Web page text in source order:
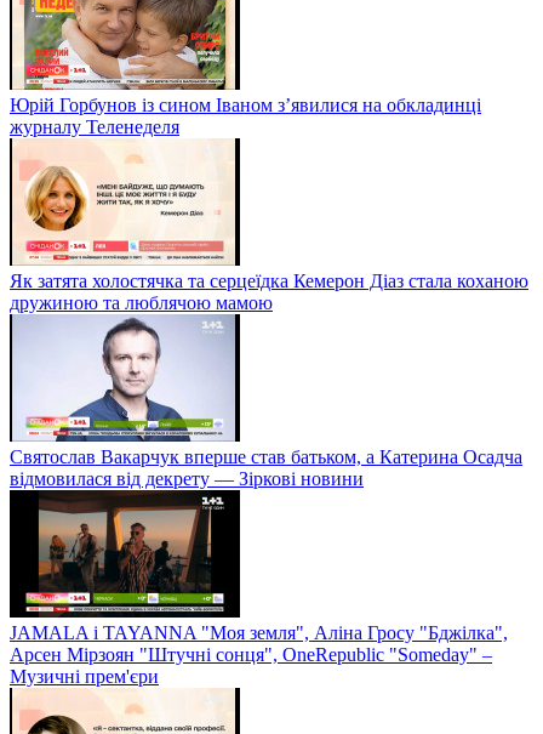
Юрій Горбунов із сином Іваном з’явилися на обкладинці
журналу Теленеделя
Як затята холостячка та серцеїдка Кемерон Діаз стала коханою
дружиною та люблячою мамою
Святослав Вакарчук вперше став батьком, а Катерина Осадча
відмовилася від декрету — Зіркові новини
JAMALA і TAYANNA "Моя земля", Аліна Гросу "Бджілка",
Арсен Мірзоян "Штучні сонця", OneRepublic "Someday" –
Музичні прем'єри